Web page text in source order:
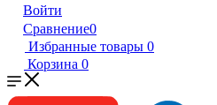
Войти
Сравнение0
Избранные товары 0
Корзина 0